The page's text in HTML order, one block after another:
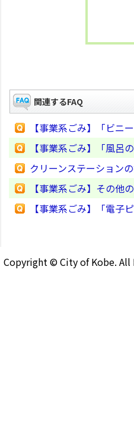
関連するFAQ
【事業系ごみ】「ビニ
【事業系ごみ】「風呂
クリーンステーション
【事業系ごみ】その他
【事業系ごみ】「電子
Copyright © City of Kobe. All